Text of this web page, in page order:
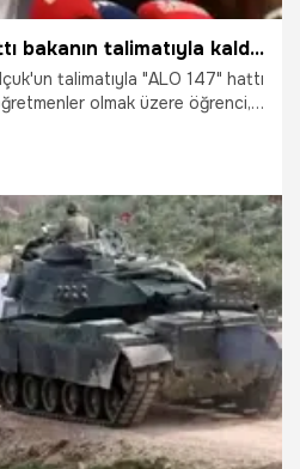
MEB'in "ALO 147" hattı bakanın talimatıyla kaldırıldı
147" hattı
olmak üzere öğrenci,